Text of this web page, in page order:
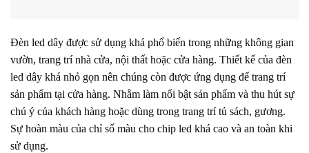
Đèn led dây được sử dụng khá phổ biến trong những không gian
vườn, trang trí nhà cửa, nội thất hoặc cửa hàng. Thiết kế của đèn
led dây khá nhỏ gọn nên chúng còn được ứng dụng để trang trí
sản phẩm tại cửa hàng. Nhằm làm nổi bật sản phẩm và thu hút sự
chú ý của khách hàng hoặc dùng trong trang trí tủ sách, gương.
Sự hoàn màu của chỉ số màu cho chip led khá cao và an toàn khi
sử dụng.